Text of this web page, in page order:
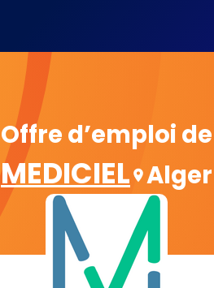
Offre d’emploi de
MEDICIEL Alger